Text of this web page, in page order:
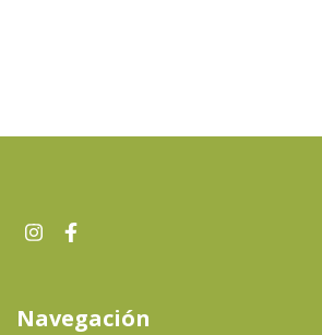
Navegación